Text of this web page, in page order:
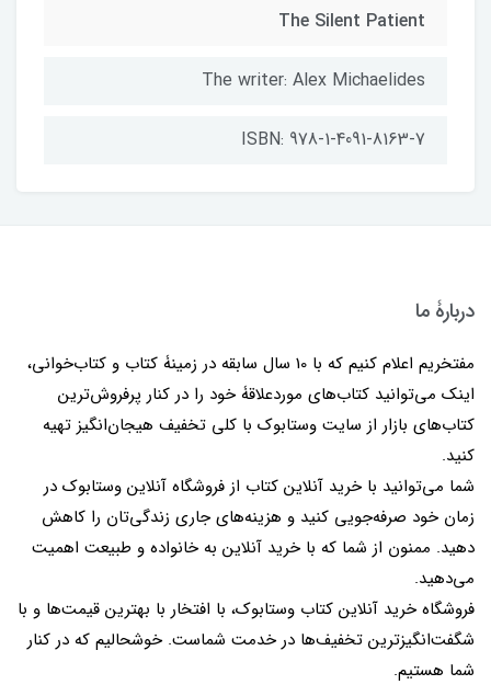
The Silent Patient
The writer: Alex Michaelides
ISBN: 978-1-4091-8163-7
دربارۀ ما
مفتخریم اعلام کنیم که با 10 سال سابقه در زمینۀ کتاب و کتاب‌خوانی،
اینک می‌توانید کتاب‌های موردعلاقۀ خود را در کنار پرفروش‌ترین
کتاب‌های بازار از سایت وستابوک با کلی تخفیف هیجان‌انگیز تهیه
کنید.
شما می‌توانید با خرید آنلاین کتاب از فروشگاه آنلاین وستابوک در
زمان خود صرفه‌جویی کنید و هزینه‌های جاری زندگی‌تان را کاهش
دهید. ممنون از شما که با خرید آنلاین به خانواده و طبیعت اهمیت
می‌دهید.
فروشگاه خرید آنلاین کتاب وستابوک، با افتخار با بهترین قیمت‌ها و با
شگفت‌انگیزترین تخفیف‌ها در خدمت شماست. خوشحالیم که در کنار
شما هستیم.